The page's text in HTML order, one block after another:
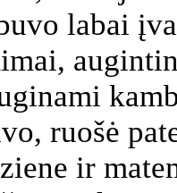
labai
ruošė
ir